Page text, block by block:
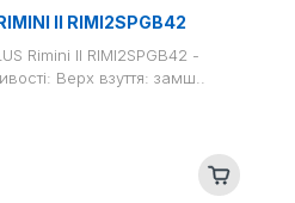
II RIMI2SPGB42
Rimini II RIMI2SPGB42 -
Верх взуття: замш..